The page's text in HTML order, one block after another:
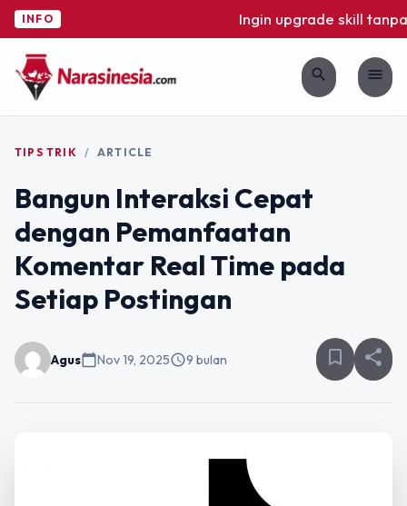
INFO Ingin upgrade skill
search menu
TIPS TRIK / ARTICLE
Bangun Interaksi Cepat
dengan Pemanfaatan
Komentar Real Time pada
Setiap Postingan
Aguscalendar_todayNov 19, 2025schedule9 bulan bookmark_border share